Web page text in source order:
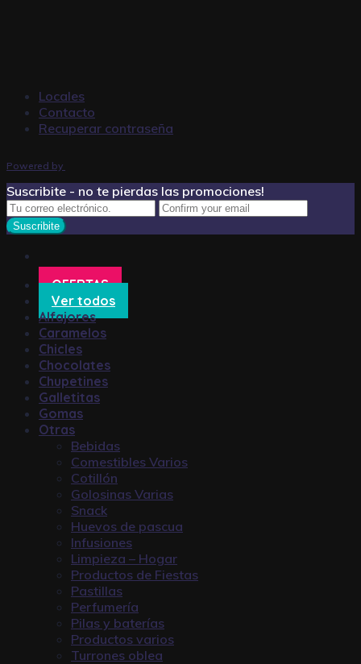
Locales
Contacto
Recuperar contraseña
Powered by
Suscribite - no te pierdas las promociones!
OFERTAS
Ver todos
Alfajores
Caramelos
Chicles
Chocolates
Chupetines
Galletitas
Gomas
Otras
Bebidas
Comestibles Varios
Cotillón
Golosinas Varias
Snack
Huevos de pascua
Infusiones
Limpieza – Hogar
Productos de Fiestas
Pastillas
Perfumería
Pilas y baterías
Productos varios
Turrones oblea